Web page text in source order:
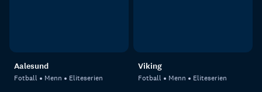
Aalesund
Fotball Menn Eliteserien
Viking
Fotball Menn Eliteserien